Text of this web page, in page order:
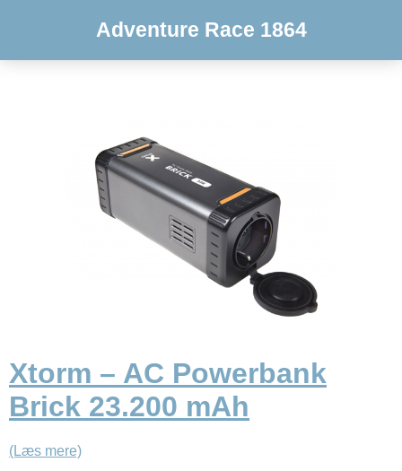
Adventure Race 1864
Xtorm – AC Powerbank
Brick 23.200 mAh
(Læs mere)